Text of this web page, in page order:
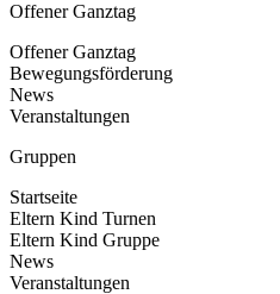
Offener Ganztag
Offener Ganztag
Bewegungsförderung
News
Veranstaltungen
Gruppen
Startseite
Eltern Kind Turnen
Eltern Kind Gruppe
News
Veranstaltungen